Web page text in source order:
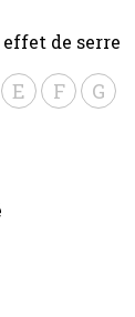
de serre
E F G